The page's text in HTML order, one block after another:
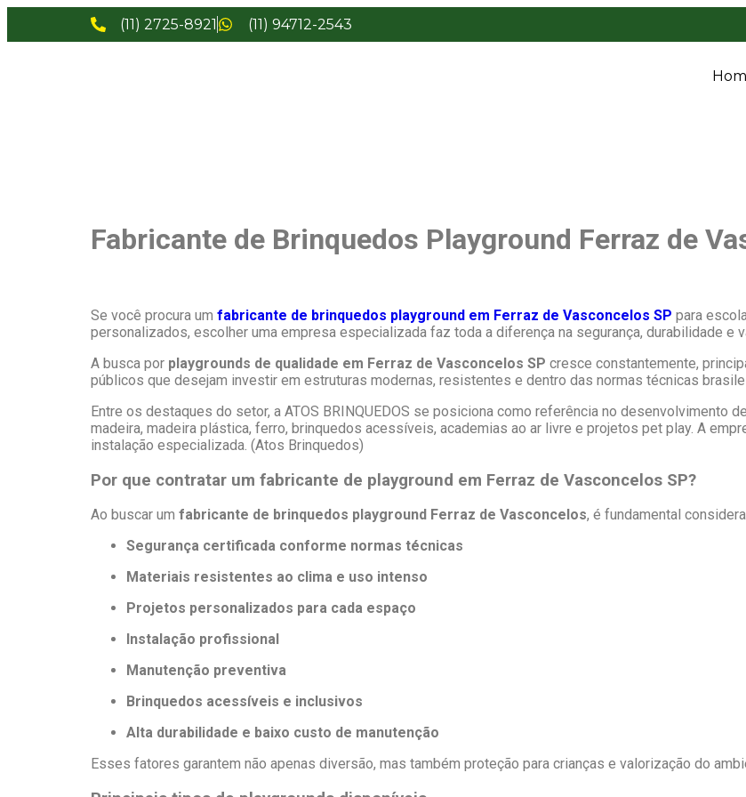
(11) 2725-8921 (11) 94712-2543
Fabricante de Brinquedos Playground Ferraz de
Se você procura um fabricante de brinquedos playground em Ferraz de Vasconcelos SP para
personalizados, escolher uma empresa especializada faz toda a diferença na segurança, durabilidade e
A busca por playgrounds de qualidade em Ferraz de Vasconcelos SP cresce constantemente,
públicos que desejam investir em estruturas modernas, resistentes e dentro das normas técnicas
Entre os destaques do setor, a ATOS BRINQUEDOS se posiciona como referência no desenvolvimento
madeira, madeira plástica, ferro, brinquedos acessíveis, academias ao ar livre e projetos pet play. A
instalação especializada. (Atos Brinquedos)
Por que contratar um fabricante de playground em Ferraz de Vasconcelos SP?
Ao buscar um fabricante de brinquedos playground Ferraz de Vasconcelos, é fundamental
Segurança certificada conforme normas técnicas
Materiais resistentes ao clima e uso intenso
Projetos personalizados para cada espaço
Instalação profissional
Manutenção preventiva
Brinquedos acessíveis e inclusivos
Alta durabilidade e baixo custo de manutenção
Esses fatores garantem não apenas diversão, mas também proteção para crianças e valorização do